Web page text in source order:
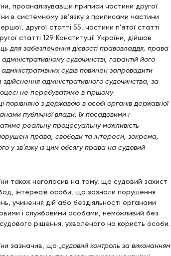
проаналізувавши приписи частини другої
в системному зв’язку з приписами частини
другої статті 55, частини п’ятої статті
статті 129 Конституції України, дійшов
для забезпечення дієвості правовладдя, права
судочинстві, гарантій його
адміністративних судів повинен запровадити
адміністративного судочинства, за
не перебуватиме в гіршому
з державою в особі органів державної
публічної влади, їх посадовими і
реальну процесуальну можливість
права, свободи та інтереси, зокрема,
у звʼязку із цим обсягу права на судовий
також наголосив на тому, що судовий захист
інтересів особи, що зазнали порушення
учинення дій або бездіяльності органами
і службовими особами, неможливий без
рішення, ухваленого на користь особи.
зазначив, що „судовий контроль за виконанням